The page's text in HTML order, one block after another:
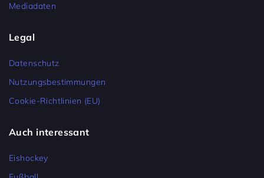
Mediadaten
Legal
Datenschutz
Nutzungsbestimmungen
Cookie-Richtlinien (EU)
Auch interessant
Eishockey